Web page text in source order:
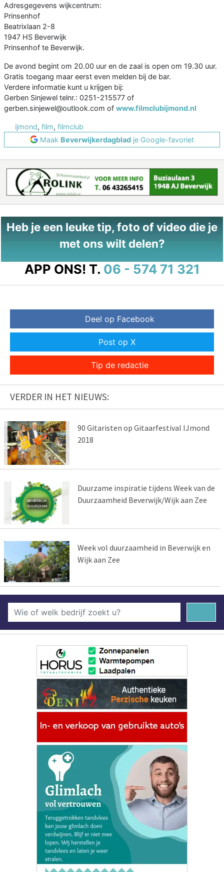
Adresgegevens wijkcentrum:
Prinsenhof
Beatrixlaan 2-8
1947 HS Beverwijk
Prinsenhof te Beverwijk.
De avond begint om 20.00 uur en de zaal is open om 19.30 uur.
Gratis toegang maar eerst even melden bij de bar.
Verdere informatie kunt u krijgen bij:
Gerben Sinjewel telnr.: 0251-215577 of
gerben.sinjewel@outlook.com of www.filmclubijmond.nl
ijmond, film, filmclub
Maak Beverwijkerdagblad je Google-favoriet
Heb je een leuke tip, foto of video die je
met ons wilt delen?
APP ONS! T. 06 - 574 71 321
Deel op Facebook
Post op X
Tip de redactie
VERDER IN HET NIEUWS:
90 Gitaristen op Gitaarfestival IJmond
2018
Duurzame inspiratie tijdens Week van de
Duurzaamheid Beverwijk/Wijk aan Zee
Week vol duurzaamheid in Beverwijk en
Wijk aan Zee